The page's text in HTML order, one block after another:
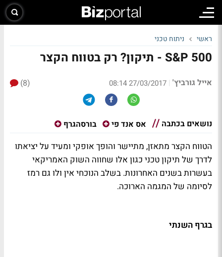
ראשי ניתוח טכני
S&P 500 - תיקון? רק בטווח הקצר
אייל גורביץ' |
27/03/2017 08:14
(8)
נושאים בכתבה אס אנד פי בורסהגרף
הטווח הקצר מתאזן, מתיישר והופך אופקי ומעיד על יציאתו
לדרך של תיקון טכני כגון אלו שחווה השוק האמריקאי
בעשרות בשנים האחרונות. בשלב הנוכחי אין ולו גם רמז
לסיומה של המגמה הארוכה.
בגרף השנתי